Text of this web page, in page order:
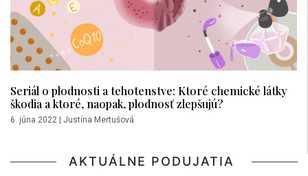
Seriál o plodnosti a tehotenstve: Ktoré chemické látky
škodia a ktoré, naopak, plodnosť zlepšujú?
6. júna 2022 | Justína Mertušová
AKTUÁLNE PODUJATIA